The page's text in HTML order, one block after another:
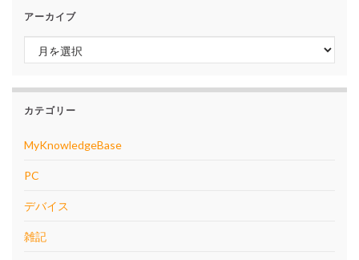
アーカイブ
アーカイブ
カテゴリー
MyKnowledgeBase
PC
デバイス
雑記